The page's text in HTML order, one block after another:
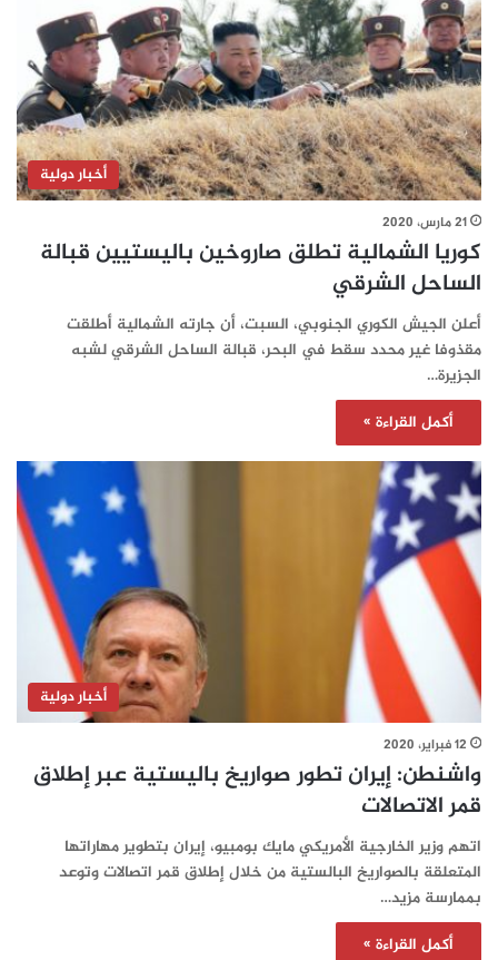
أخبار دولية
21 مارس، 2020
كوريا الشمالية تطلق صاروخين باليستيين قبالة
الساحل الشرقي
أعلن الجيش الكوري الجنوبي، السبت، أن جارته الشمالية أطلقت
مقذوفا غير محدد سقط في البحر، قبالة الساحل الشرقي لشبه
الجزيرة…
أكمل القراءة »
أخبار دولية
12 فبراير، 2020
واشنطن: إيران تطور صواريخ باليستية عبر إطلاق
قمر الاتصالات
اتهم وزير الخارجية الأمريكي مايك بومبيو، إيران بتطوير مهاراتها
المتعلقة بالصواريخ البالستية من خلال إطلاق قمر اتصالات وتوعد
بممارسة مزيد…
أكمل القراءة »